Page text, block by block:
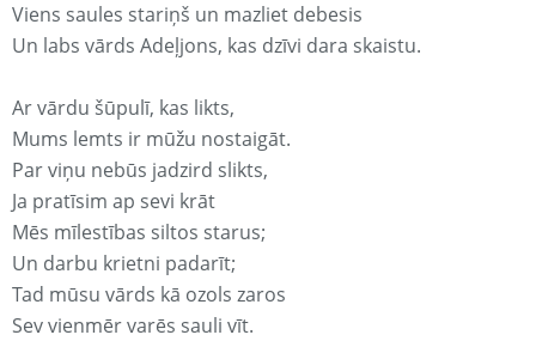
Viens saules stariņš un mazliet debesis
Un labs vārds Adeļjons, kas dzīvi dara skaistu.
Ar vārdu šūpulī, kas likts,
Mums lemts ir mūžu nostaigāt.
Par viņu nebūs jadzird slikts,
Ja pratīsim ap sevi krāt
Mēs mīlestības siltos starus;
Un darbu krietni padarīt;
Tad mūsu vārds kā ozols zaros
Sev vienmēr varēs sauli vīt.